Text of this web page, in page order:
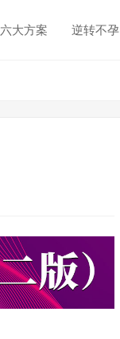
六大方案 逆转不孕